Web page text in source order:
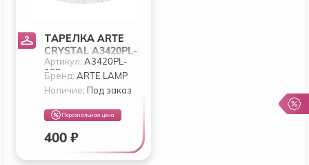
ТАРЕЛКА ARTE
CRYSTAL A3420PL-
1SS
Артикул:A3420PL-
1SS
Бренд:ARTE LAMP
Наличие: Под заказ
Персональная цена
400 ₽